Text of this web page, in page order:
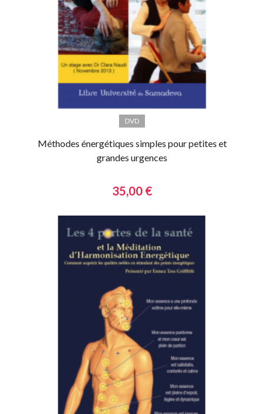
DVD
Méthodes énergétiques simples pour petites et
grandes urgences
35,00 €